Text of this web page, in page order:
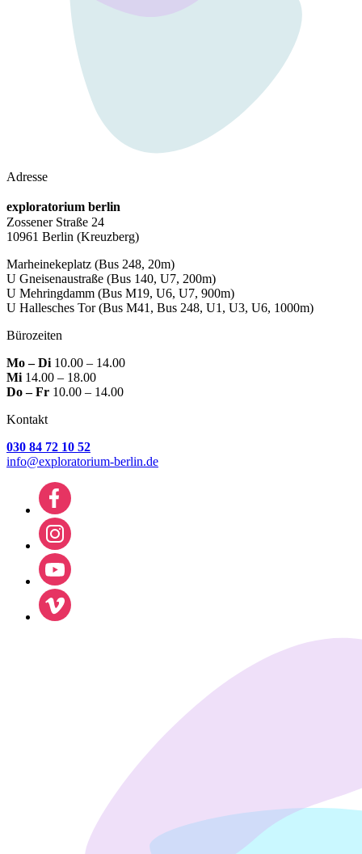
Adresse
exploratorium berlin
Zossener Straße 24
10961 Berlin (Kreuzberg)
Marheinekeplatz (Bus 248, 20m)
U Gneisenaustraße (Bus 140, U7, 200m)
U Mehringdamm (Bus M19, U6, U7, 900m)
U Hallesches Tor(Bus M41, Bus 248, U1, U3, U6, 1000m)
Bürozeiten
Mo – Di 10.00 – 14.00
Mi 14.00 – 18.00
Do – Fr 10.00 – 14.00
Kontakt
030 84 72 10 52
info@exploratorium-berlin.de